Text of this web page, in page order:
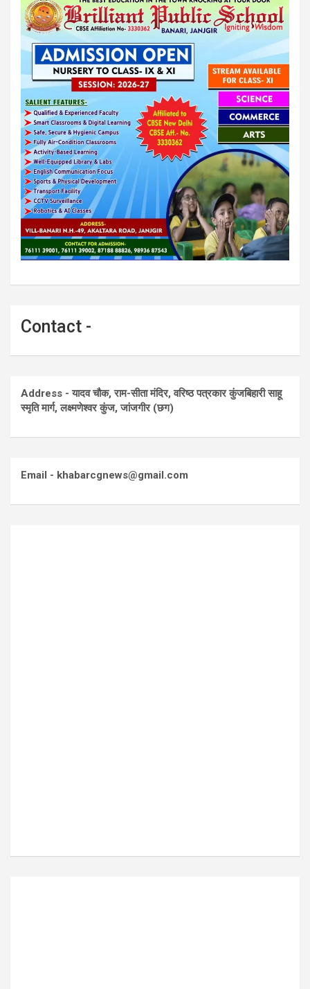
Contact -
Address - यादव चौक, राम-सीता मंदिर, वरिष्ठ पत्रकार कुंजबिहारी साहू
स्मृति मार्ग, लक्ष्मणेश्वर कुंज, जांजगीर (छग)
Email - khabarcgnews@gmail.com